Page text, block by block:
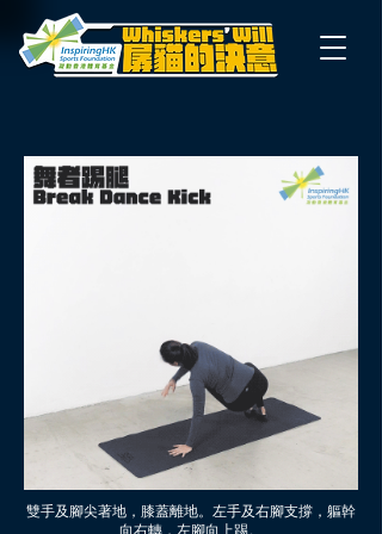
雙手及腳尖著地，膝蓋離地。左手及右腳支撐，軀幹
向右轉，左腳向上踢。